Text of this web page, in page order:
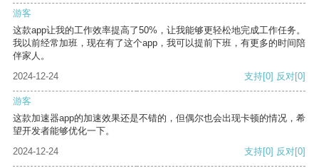
游客
这款app让我的工作效率提高了50%，让我能够更轻松地完成工作任务。
我以前经常加班，现在有了这个app，我可以提前下班，有更多的时间陪
伴家人。
2024-12-24
支持[0] 反对[0]
游客
这款加速器app的加速效果还是不错的，但偶尔也会出现卡顿的情况，希
望开发者能够优化一下。
2024-12-24
支持[0] 反对[0]